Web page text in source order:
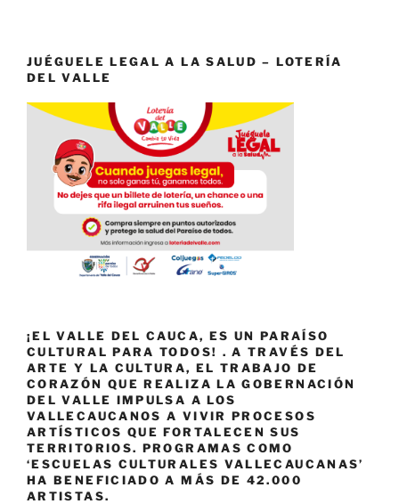
JUÉGUELE LEGAL A LA SALUD – LOTERÍA
DEL VALLE
¡EL VALLE DEL CAUCA, ES UN PARAÍSO
CULTURAL PARA TODOS! . A TRAVÉS DEL
ARTE Y LA CULTURA, EL TRABAJO DE
CORAZÓN QUE REALIZA LA GOBERNACIÓN
DEL VALLE IMPULSA A LOS
VALLECAUCANOS A VIVIR PROCESOS
ARTÍSTICOS QUE FORTALECEN SUS
TERRITORIOS. PROGRAMAS COMO
‘ESCUELAS CULTURALES VALLECAUCANAS’
HA BENEFICIADO A MÁS DE 42.000
ARTISTAS.